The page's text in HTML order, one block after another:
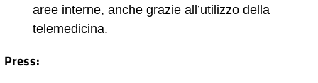
aree interne, anche grazie all’utilizzo della
telemedicina.
Press: